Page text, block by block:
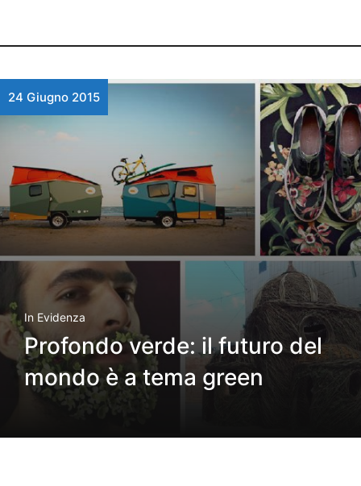
24 Giugno 2015
In Evidenza
Profondo verde: il futuro del
mondo è a tema green